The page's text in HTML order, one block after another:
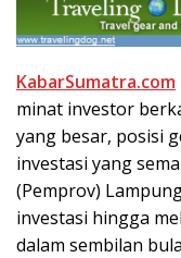
KabarSumatra.com
minat investor
yang besar, posisi
investasi yang
(Pemprov)
investasi hingga
dalam sembilan